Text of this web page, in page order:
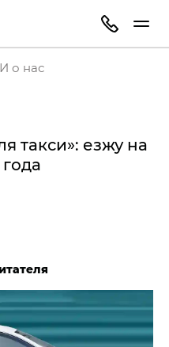
о нас
такси»: езжу на